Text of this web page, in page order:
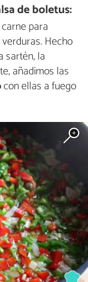
de boletus:
para
Hecho
sartén, la
añadimos las
con ellas a fuego